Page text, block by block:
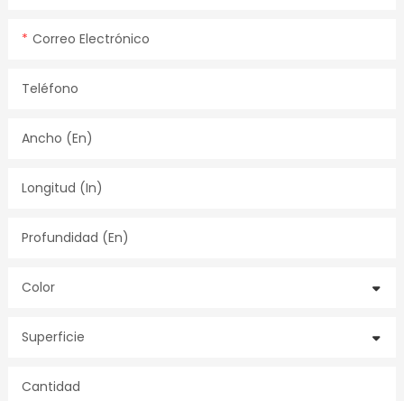
Correo Electrónico
Teléfono
Ancho (en)
Longitud (in)
Profundidad (en)
Color
Superficie
Cantidad